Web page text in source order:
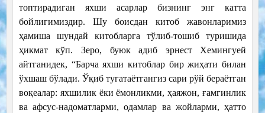
топтирадиган яхши асарлар бизнинг энг катта
бойлигимиздир. Шу боисдан китоб жавонларимиз
ҳамиша шундай китобларга тўлиб-тошиб туришида
ҳикмат кўп. Зеро, буюк адиб эрнест Хемингуей
айтганидек, “Барча яхши китоблар бир жиҳати билан
ўхшаш бўлади. Ўқиб тугатаётгангиз сари рўй бераётган
воқеалар: яхшилик ёки ёмонликми, ҳаяжон, ғамгинлик
ва афсус-надоматларми, одамлар ва жойларми, ҳатто